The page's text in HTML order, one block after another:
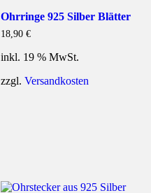
Ohrringe 925 Silber Blätter
18,90 €
inkl. 19 % MwSt.
zzgl. Versandkosten